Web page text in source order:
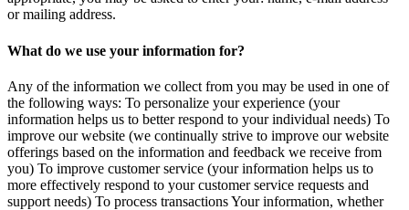
or mailing address.
What do we use your information for?
Any of the information we collect from you may be used in one of
the following ways: To personalize your experience (your
information helps us to better respond to your individual needs) To
improve our website (we continually strive to improve our website
offerings based on the information and feedback we receive from
you) To improve customer service (your information helps us to
more effectively respond to your customer service requests and
support needs) To process transactions Your information, whether